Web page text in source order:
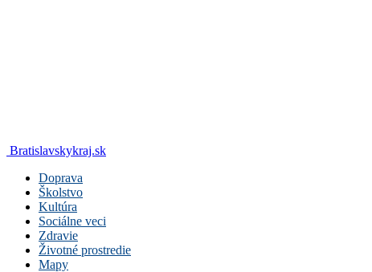
Bratislavskykraj.sk
Doprava
Školstvo
Kultúra
Sociálne veci
Zdravie
Životné prostredie
Mapy